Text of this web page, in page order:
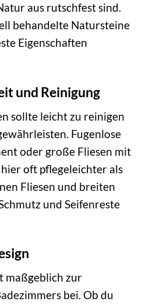
aus rutschfest sind.
behandelte Natursteine
Eigenschaften
und Reinigung
sollte leicht zu reinigen
Fugenlose
oder große Fliesen mit
oft pflegeleichter als
Fliesen und breiten
und Seifenreste
maßgeblich zur
bei. Ob du